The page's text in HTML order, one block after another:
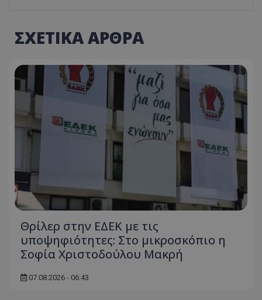
ΣΧΕΤΙΚΑ ΑΡΘΡΑ
Θρίλερ στην ΕΔΕΚ με τις
υποψηφιότητες: Στο μικροσκόπιο η
Σοφία Χριστοδούλου Μακρή
07.08.2026 - 06:43